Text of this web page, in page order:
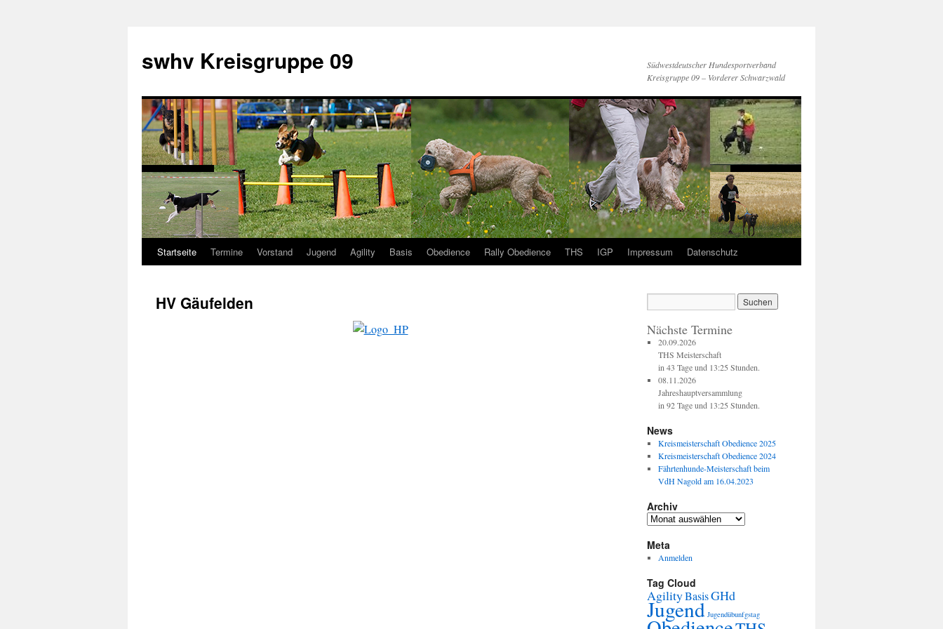
swhv Kreisgruppe 09
Südwestdeutscher Hundesportverband
Kreisgruppe 09 – Vorderer Schwarzwald
Startseite Termine Vorstand Jugend Agility Basis Obedience Rally Obedience THS IGP Impressum Datenschutz
HV Gäufelden
Nächste Termine
20.09.2026
THS Meisterschaft
in 43 Tage und 13:25 Stunden.
08.11.2026
Jahreshauptversammlung
in 92 Tage und 13:25 Stunden.
News
Kreismeisterschaft Obedience 2025
Kreismeisterschaft Obedience 2024
Fährtenhunde-Meisterschaft beim
VdH Nagold am 16.04.2023
Archiv
Meta
Anmelden
Tag Cloud
AgilityBasisGHd
Jugend Jugendübunfgstag